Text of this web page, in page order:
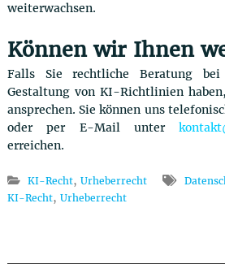
weiterwachsen.
Können wir Ihnen
Falls Sie rechtliche Beratung
Gestaltung von KI-Richtlinien
ansprechen. Sie können uns
oder per E-Mail unter
erreichen.
KI-Recht, Urheberrecht
KI-Recht, Urheberrecht